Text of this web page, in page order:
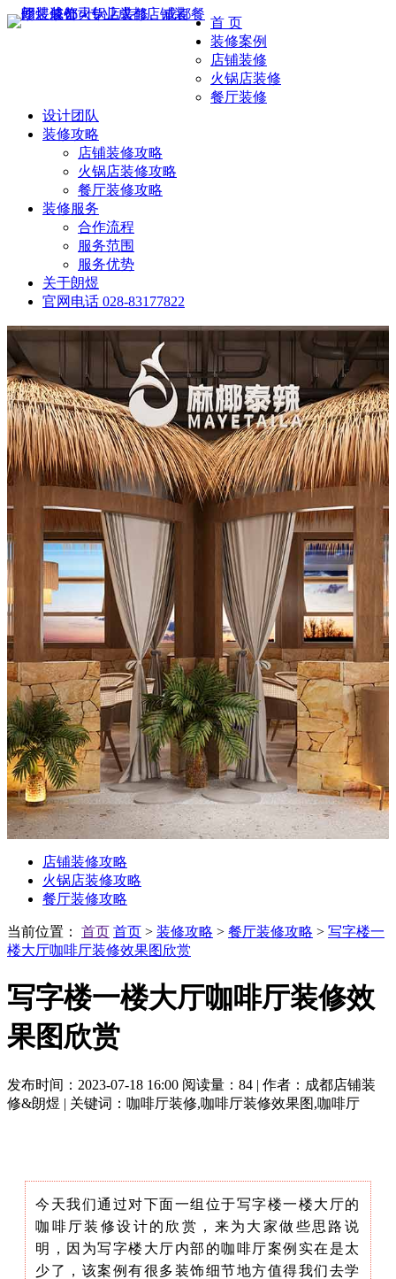
首 页
装修案例
店铺装修
火锅店装修
餐厅装修
设计团队
装修攻略
店铺装修攻略
火锅店装修攻略
餐厅装修攻略
装修服务
合作流程
服务范围
服务优势
关于朗煜
官网电话 028-83177822
店铺装修攻略
火锅店装修攻略
餐厅装修攻略
当前位置： 首页 首页 > 装修攻略 > 餐厅装修攻略 > 写字楼一
楼大厅咖啡厅装修效果图欣赏
写字楼一楼大厅咖啡厅装修效
果图欣赏
发布时间：2023-07-18 16:00 阅读量：84 | 作者：成都店铺装
修&朗煜 | 关键词：咖啡厅装修,咖啡厅装修效果图,咖啡厅
今天我们通过对下面一组位于写字楼一楼大厅的
咖啡厅装修设计的欣赏，来为大家做些思路说
明，因为写字楼大厅内部的咖啡厅案例实在是太
少了，该案例有很多装饰细节地方值得我们去学